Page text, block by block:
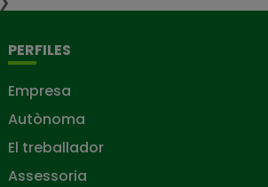
PERFILES
Empresa
Autònoma
El treballador
Assessoria